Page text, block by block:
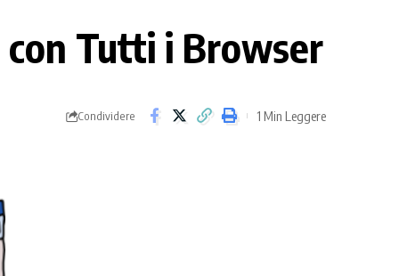
con Tutti i Browser
Condividere 1 Min Leggere